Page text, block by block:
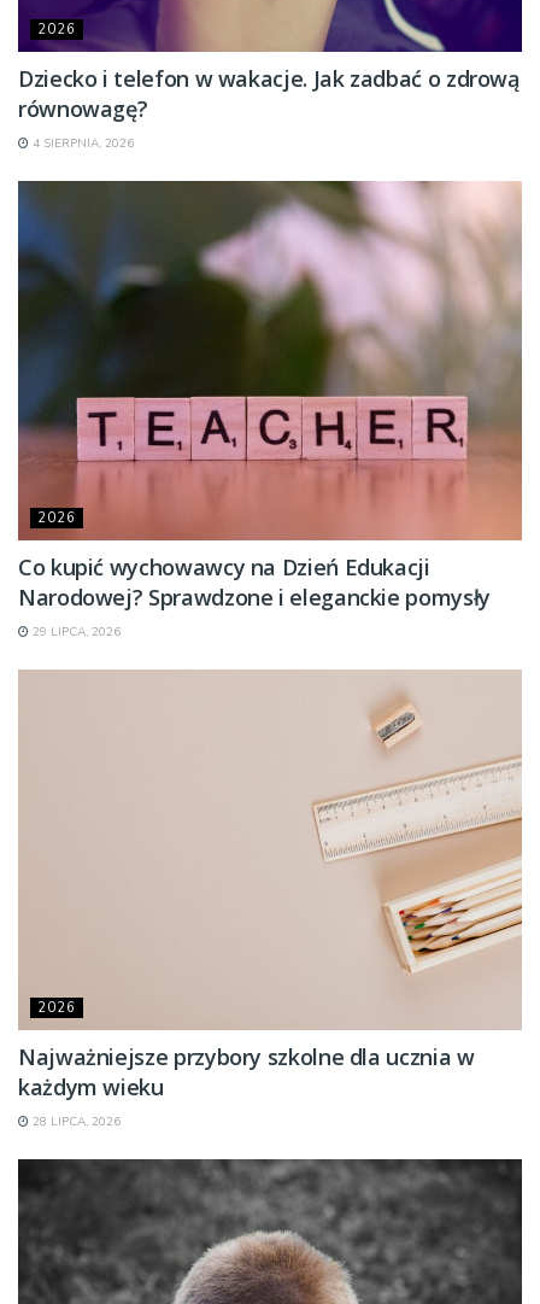
2026
Dziecko i telefon w wakacje. Jak zadbać o zdrową
równowagę?
4 SIERPNIA, 2026
2026
Co kupić wychowawcy na Dzień Edukacji
Narodowej? Sprawdzone i eleganckie pomysły
29 LIPCA, 2026
2026
Najważniejsze przybory szkolne dla ucznia w
każdym wieku
28 LIPCA, 2026